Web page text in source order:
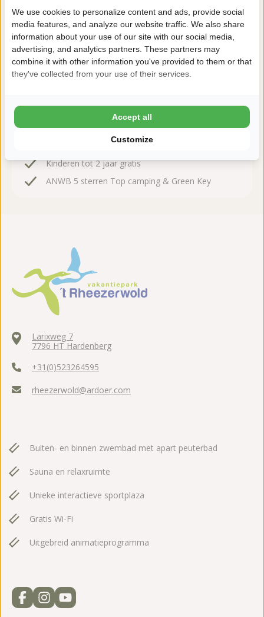
Zeker boeken!
Na het boeken heb je nog 24 uur bedenktijd om
kosteloos te wijzigen of te annuleren.
Daarom boek je bij 't Rheezerwold
8,9 Ardoer Gastenbeoordeling
Kinderen tot 2 jaar gratis
ANWB 5 sterren Top camping & Green Key
Larixweg 7
7796 HT Hardenberg
+31(0)523264595
rheezerwold@ardoer.com
Buiten- en binnen zwembad met apart peuterbad
Sauna en relaxruimte
Unieke interactieve sportplaza
Gratis Wi-Fi
Uitgebreid animatieprogramma
We use cookies to personalize content and ads, provide social
media features, and analyze our website traffic. We also share
information about your use of our site with our social media,
advertising, and analytics partners. These partners may
combine it with other information you've provided to them or that
they've collected from your use of their services.
Customize
Accept all